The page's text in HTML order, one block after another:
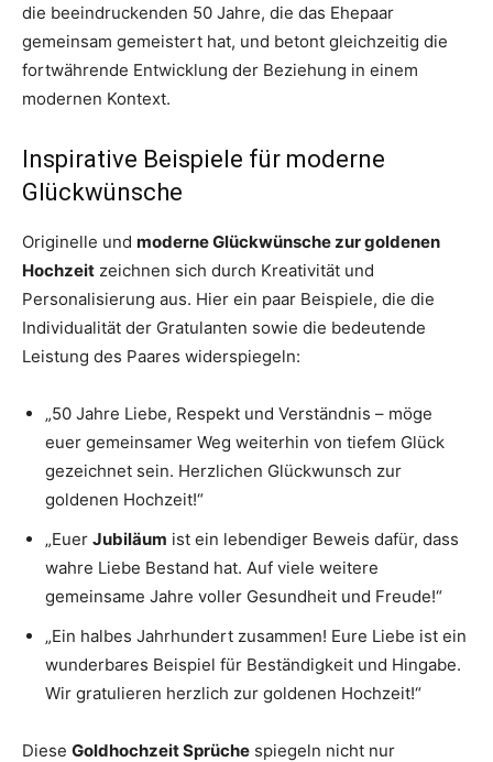
die beeindruckenden 50 Jahre, die das Ehepaar
gemeinsam gemeistert hat, und betont gleichzeitig die
fortwährende Entwicklung der Beziehung in einem
modernen Kontext.
Inspirative Beispiele für moderne
Glückwünsche
Originelle und moderne Glückwünsche zur goldenen
Hochzeit zeichnen sich durch Kreativität und
Personalisierung aus. Hier ein paar Beispiele, die die
Individualität der Gratulanten sowie die bedeutende
Leistung des Paares widerspiegeln:
„50 Jahre Liebe, Respekt und Verständnis – möge
euer gemeinsamer Weg weiterhin von tiefem Glück
gezeichnet sein. Herzlichen Glückwunsch zur
goldenen Hochzeit!“
„Euer Jubiläum ist ein lebendiger Beweis dafür, dass
wahre Liebe Bestand hat. Auf viele weitere
gemeinsame Jahre voller Gesundheit und Freude!“
„Ein halbes Jahrhundert zusammen! Eure Liebe ist ein
wunderbares Beispiel für Beständigkeit und Hingabe.
Wir gratulieren herzlich zur goldenen Hochzeit!“
Diese Goldhochzeit Sprüche spiegeln nicht nur